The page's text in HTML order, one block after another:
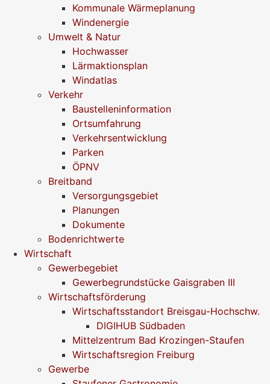
Kommunale Wärmeplanung
Windenergie
Umwelt & Natur
Hochwasser
Lärmaktionsplan
Windatlas
Verkehr
Baustelleninformation
Ortsumfahrung
Verkehrsentwicklung
Parken
ÖPNV
Breitband
Versorgungsgebiet
Planungen
Dokumente
Bodenrichtwerte
Wirtschaft
Gewerbegebiet
Gewerbegrundstücke Gaisgraben III
Wirtschaftsförderung
Wirtschaftsstandort Breisgau-Hochschw.
DIGIHUB Südbaden
Mittelzentrum Bad Krozingen-Staufen
Wirtschaftsregion Freiburg
Gewerbe